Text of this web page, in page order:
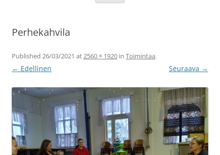
Perhekahvila
Published 26/03/2021 at2560 × 1920 in Toimintaa.
← Edellinen Seuraava →